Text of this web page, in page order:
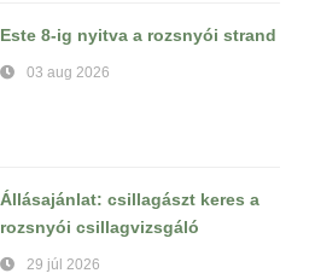
Este 8-ig nyitva a rozsnyói strand
03 aug 2026
Állásajánlat: csillagászt keres a
rozsnyói csillagvizsgáló
29 júl 2026